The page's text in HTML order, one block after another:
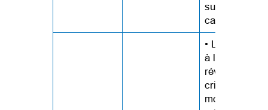
substance qui
cause sa
•
à l’AMM est
révisée. Le
critère visant
mort naturelle